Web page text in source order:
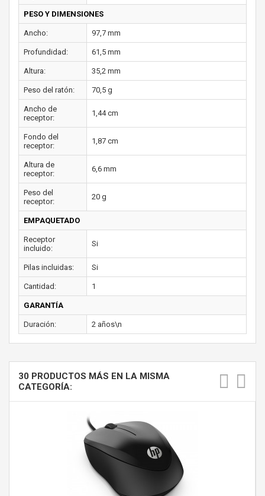
PESO Y DIMENSIONES
Ancho: 97,7 mm
Profundidad: 61,5 mm
Altura: 35,2 mm
Peso del ratón: 70,5 g
Ancho de
receptor:
1,44 cm
Fondo del
receptor:
1,87 cm
Altura de
receptor:
6,6 mm
Peso del
receptor:
20 g
EMPAQUETADO
Receptor
incluido:
Si
Pilas incluidas: Si
Cantidad: 1
GARANTÍA
Duración: 2 años\n
30 PRODUCTOS MÁS EN LA MISMA
CATEGORÍA: